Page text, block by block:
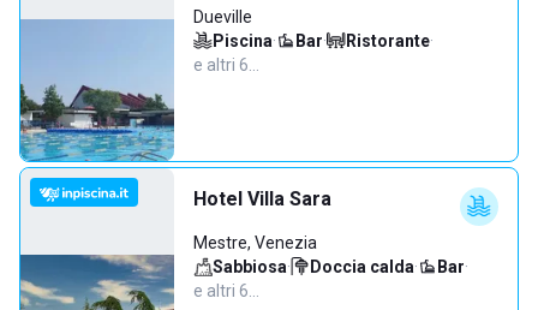
Dueville
Piscina· Bar· Ristorante·
e altri 6…
Hotel Villa Sara
Mestre, Venezia
Sabbiosa· Doccia calda· Bar·
e altri 6…